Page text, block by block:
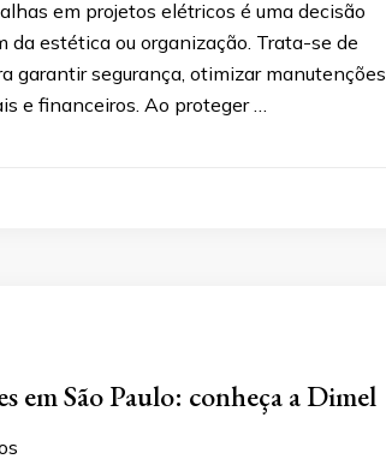
em projetos elétricos é uma decisão
da estética ou organização. Trata-se de
garantir segurança, otimizar manutenções
e financeiros. Ao proteger …
em São Paulo: conheça a Dimel